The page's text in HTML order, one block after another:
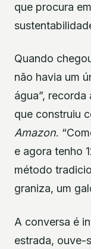
que procura
Quando
não havia um
água”,
que construiu
Amazon.
e agora tenho
método
graniza, um
A conversa é
estrada, ouve-